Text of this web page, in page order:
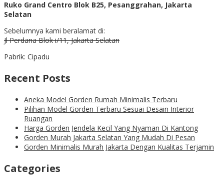
Ruko Grand Centro Blok B25, Pesanggrahan, Jakarta
Selatan
Sebelumnya kami beralamat di:
Jl Perdana Blok i/11, Jakarta Selatan
Pabrik: Cipadu
Recent Posts
Aneka Model Gorden Rumah Minimalis Terbaru
Pilihan Model Gorden Terbaru Sesuai Desain Interior
Ruangan
Harga Gorden Jendela Kecil Yang Nyaman Di Kantong
Gorden Murah Jakarta Selatan Yang Mudah Di Pesan
Gorden Minimalis Murah Jakarta Dengan Kualitas Terjamin
Categories